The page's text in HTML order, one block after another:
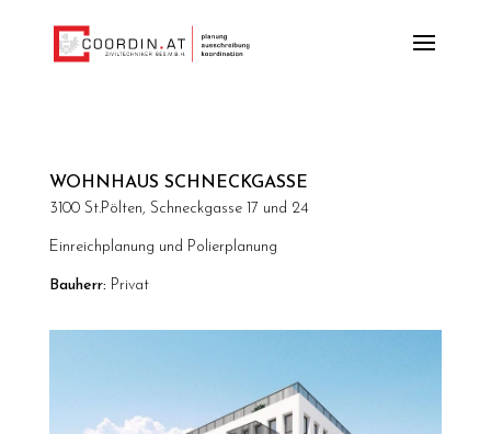
WOHNHAUS SCHNECKGASSE
3100 St.Pölten, Schneckgasse 17 und 24
Einreichplanung und Polierplanung
Bauherr: Privat